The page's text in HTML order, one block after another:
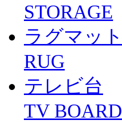
STORAGE
ラグマット
RUG
テレビ台
TV BOARD